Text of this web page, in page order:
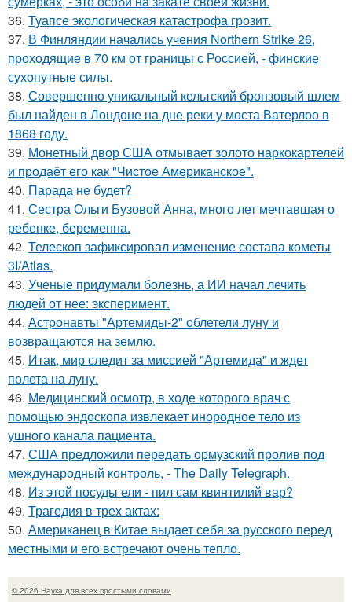
36. Туапсе экологическая катастрофа грозит.
37. В Финляндии начались учения Northern Strike 26,
проходящие в 70 км от границы с Россией, - финские
сухопутные силы.
38. Совершенно уникальный кельтский бронзовый шлем
был найден в Лондоне на дне реки у моста Ватерлоо в
1868 году.
39. Монетный двор США отмывает золото наркокартелей
и продаёт его как "Чистое Американское".
40. Парада не будет?
41. Сестра Ольги Бузовой Анна, много лет мечтавшая о
ребенке, беременна.
42. Телескоп зафиксировал изменение состава кометы
3I/Atlas.
43. Ученые придумали болезнь, а ИИ начал лечить
людей от нее: эксперимент.
44. Астронавты "Артемиды-2" облетели луну и
возвращаются на землю.
45. Итак, мир следит за миссией "Артемида" и ждет
полета на луну.
46. Медицинский осмотр, в ходе которого врач с
помощью эндоскопа извлекает инородное тело из
ушного канала пациента.
47. США предложили передать ормузский пролив под
международный контроль, - The Daily Telegraph.
48. Из этой посуды ели - пил сам квинтилий вар?
49. Трагедия в трех актах:
50. Американец в Китае выдает себя за русского перед
местными и его встречают очень тепло.
© 2026 Наука для всех простыми словами